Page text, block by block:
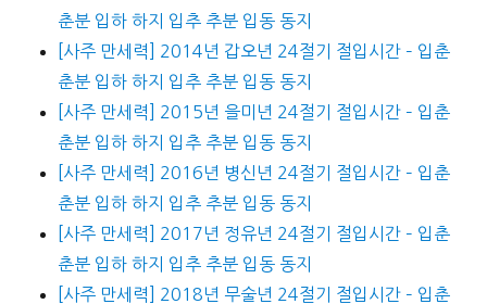
춘분 입하 하지 입추 추분 입동 동지
[사주 만세력] 2014년 갑오년 24절기 절입시간 – 입춘
춘분 입하 하지 입추 추분 입동 동지
[사주 만세력] 2015년 을미년 24절기 절입시간 – 입춘
춘분 입하 하지 입추 추분 입동 동지
[사주 만세력] 2016년 병신년 24절기 절입시간 – 입춘
춘분 입하 하지 입추 추분 입동 동지
[사주 만세력] 2017년 정유년 24절기 절입시간 – 입춘
춘분 입하 하지 입추 추분 입동 동지
[사주 만세력] 2018년 무술년 24절기 절입시간 – 입춘